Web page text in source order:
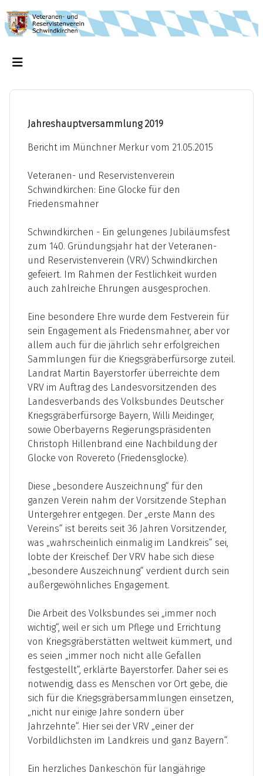
Jahreshauptversammlung 2019
Bericht im Münchner Merkur vom 21.05.2015
Veteranen- und Reservistenverein
Schwindkirchen: Eine Glocke für den
Friedensmahner
Schwindkirchen - Ein gelungenes Jubiläumsfest
zum 140. Gründungsjahr hat der Veteranen-
und Reservistenverein (VRV) Schwindkirchen
gefeiert. Im Rahmen der Festlichkeit wurden
auch zahlreiche Ehrungen ausgesprochen.
Eine besondere Ehre wurde dem Festverein für
sein Engagement als Friedensmahner, aber vor
allem auch für die jährlich sehr erfolgreichen
Sammlungen für die Kriegsgräberfürsorge zuteil.
Landrat Martin Bayerstorfer überreichte dem
VRV im Auftrag des Landesvorsitzenden des
Landesverbands des Volksbundes Deutscher
Kriegsgräberfürsorge Bayern, Willi Meidinger,
sowie Oberbayerns Regierungspräsidenten
Christoph Hillenbrand eine Nachbildung der
Glocke von Rovereto (Friedensglocke).
Diese „besondere Auszeichnung“ für den
ganzen Verein nahm der Vorsitzende Stephan
Untergehrer entgegen. Der „erste Mann des
Vereins“ ist bereits seit 36 Jahren Vorsitzender,
was „wahrscheinlich einmalig im Landkreis“ sei,
lobte der Kreischef. Der VRV habe sich diese
„besondere Auszeichnung“ verdient durch sein
außergewöhnliches Engagement.
Die Arbeit des Volksbundes sei „immer noch
wichtig“, weil er sich um Pflege und Errichtung
von Kriegsgräberstätten weltweit kümmert, und
es seien „immer noch nicht alle Gefallen
festgestellt“, erklärte Bayerstorfer. Daher sei es
notwendig, dass es Menschen vor Ort gebe, die
sich für die Kriegsgräbersammlungen einsetzen,
„nicht nur einige Jahre sondern über
Jahrzehnte“. Hier sei der VRV „einer der
Vorbildlichsten im Landkreis und ganz Bayern“.
Ein herzliches Dankeschön für langjährige